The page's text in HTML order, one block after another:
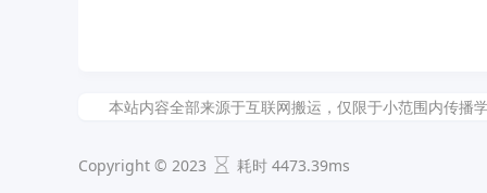
本站内容全部来源于互联网搬运，仅限于小范围内传
Copyright © 2023 耗时 4473.39ms